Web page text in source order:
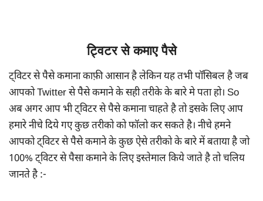
ट्विटर से कमाए पैसे
ट्विटर से पैसे कमाना काफ़ी आसान है लेकिन यह तभी पॉसिबल है जब
आपको Twitter से पैसे कमाने के सही तरीके के बारे मे पता हो। So
अब अगर आप भी ट्विटर से पैसे कमाना चाहते है तो इसके लिए आप
हमारे नीचे दिये गए कुछ तरीको को फॉलो कर सकते है। नीचे हमने
आपको ट्विटर से पैसे कमाने के कुछ ऐसे तरीको के बारे में बताया है जो
100% ट्विटर से पैसा कमाने के लिए इस्तेमाल किये जाते है तो चलिय
जानते है :-